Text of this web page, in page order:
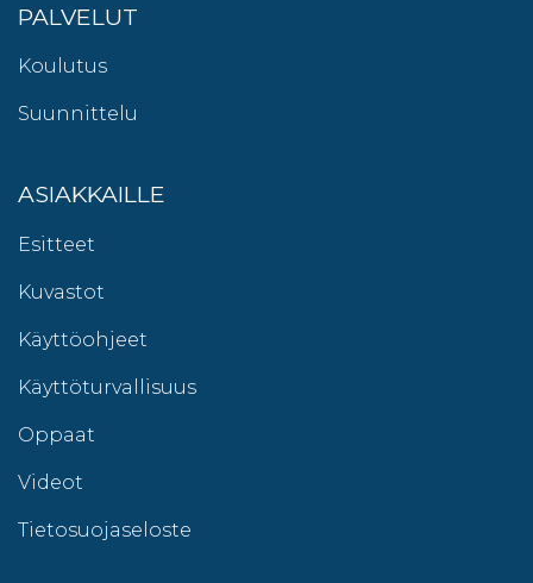
PALVELUT
Koulutus
Suunnittelu
ASIAKKAILLE
Esitteet
Kuvastot
Käyttöohjeet
Käyttöturvallisuus
Oppaat
Videot
Tietosuojaseloste